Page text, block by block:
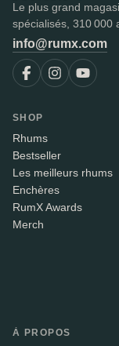
Le plus grand
spécialisés, 310 000
info@rumx.com
SHOP
Rhums
Bestseller
Les meilleurs rhums
Enchères
RumX Awards
Merch
À PROPOS